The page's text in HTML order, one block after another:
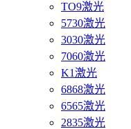
TO9激光
5730激光
3030激光
7060激光
K1激光
6868激光
6565激光
2835激光